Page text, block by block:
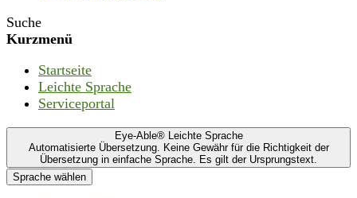
Suche
Kurzmenü
Startseite
Leichte Sprache
Serviceportal
Eye-Able® Leichte Sprache
Automatisierte Übersetzung. Keine Gewähr für die Richtigkeit der
Übersetzung in einfache Sprache. Es gilt der Ursprungstext.
Sprache wählen